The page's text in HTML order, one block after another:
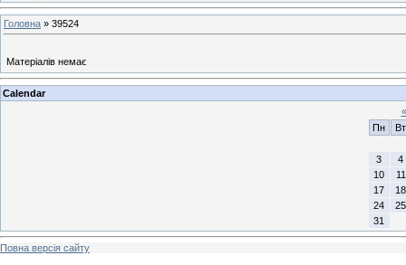
Головна » 39524
Матеріалів немає
Calendar
«
Пн
Вт
3
4
10
11
17
18
24
25
31
Повна версія сайту